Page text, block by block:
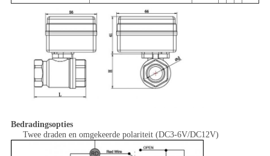
Bedradingsopties
Twee draden en omgekeerde polariteit (DC3-6V/DC12V)